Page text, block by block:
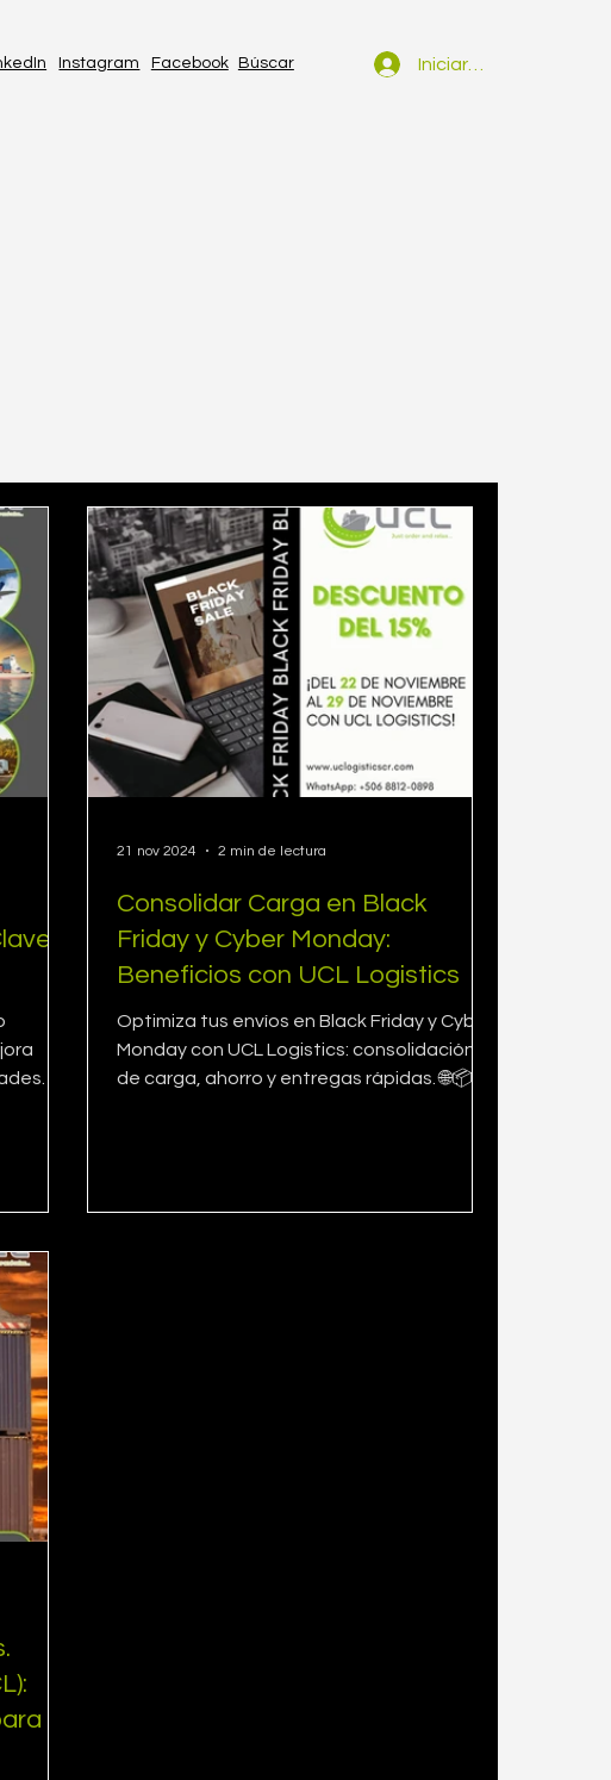
Búscar
Facebook
Instagram Iniciar sesión
Consolidar Carga en Black
Friday y Cyber Monday:
Beneficios con UCL Logistics
Optimiza tus envíos en Black Friday y Cyber
Monday con UCL Logistics: consolidación
de carga, ahorro y entregas rápidas. 🌐📦
21 nov 2024 2 min de lectura
tu